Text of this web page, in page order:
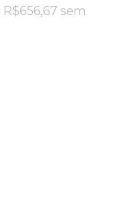
R$656,67 sem